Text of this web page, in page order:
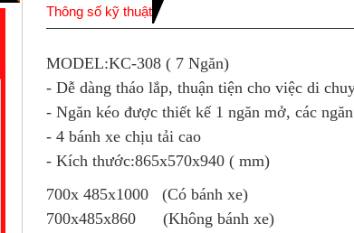
Thông số kỹ thuật
MODEL:KC-308 ( 7 Ngăn)
- Dễ dàng tháo lắp, thuận tiện cho việc di
- Ngăn kéo được thiết kế 1 ngăn mở, các
- 4 bánh xe chịu tải cao
- Kích thước:865x570x940 ( mm)
700x 485x1000 (Có bánh xe)
700x485x860 (Không bánh xe)